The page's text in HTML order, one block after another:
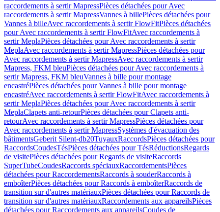
raccordements à sertir MapressPièces détachées pour Avec
raccordements à sertir MapressVannes à billePièces détachées pour
Vannes à billeAvec raccordements à sertir FlowFitPièces détachées
pour Avec raccordements à sertir FlowFitAvec raccordements à
sertir MeplaPièces détachées pour Avec raccordements à sertir
MeplaAvec raccordements à sertir MapressPièces détachées pour
Avec raccordements à sertir MapressAvec raccordements à sertir
Mapress, FKM bleuPièces détachées pour Avec raccordements à
sertir Mapress, FKM bleuVannes à bille pour montage
encastréPièces détachées pour Vannes à bille pour montage
encastréAvec raccordements à sertir FlowFitAvec raccordements à
sertir MeplaPièces détachées pour Avec raccordements à sertir
MeplaClapets anti-retourPièces détachées pour Clapets anti-
retourAvec raccordements à sertir MapressPièces détachées pour
Avec raccordements à sertir MapressSystèmes d'évacuation des
bâtimentsGeberit Silent-db20TuyauxRaccordsPièces détachées pour
RaccordsCoudesTésPièces détachées pour TésRéductionsRegards
de visitePièces détachées pour Regards de visiteRaccords
SuperTubeCoudesRaccords spéciauxRaccordementsPièces
détachées pour RaccordementsRaccords à souderRaccords à
emboîterPièces détachées pour Raccords à emboîterRaccords de
transition sur d'autres matériauxPièces détachées pour Raccords de
transition sur d'autres matériauxRaccordements aux appareilsPièces
détachées pour Raccordements aux appareilsCoudes de